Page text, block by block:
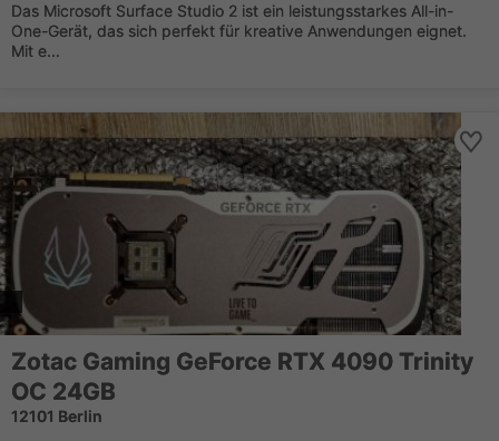
Das Microsoft Surface Studio 2 ist ein leistungsstarkes All-in-
One-Gerät, das sich perfekt für kreative Anwendungen eignet.
Mit e...
Zotac Gaming GeForce RTX 4090 Trinity
OC 24GB
12101 Berlin